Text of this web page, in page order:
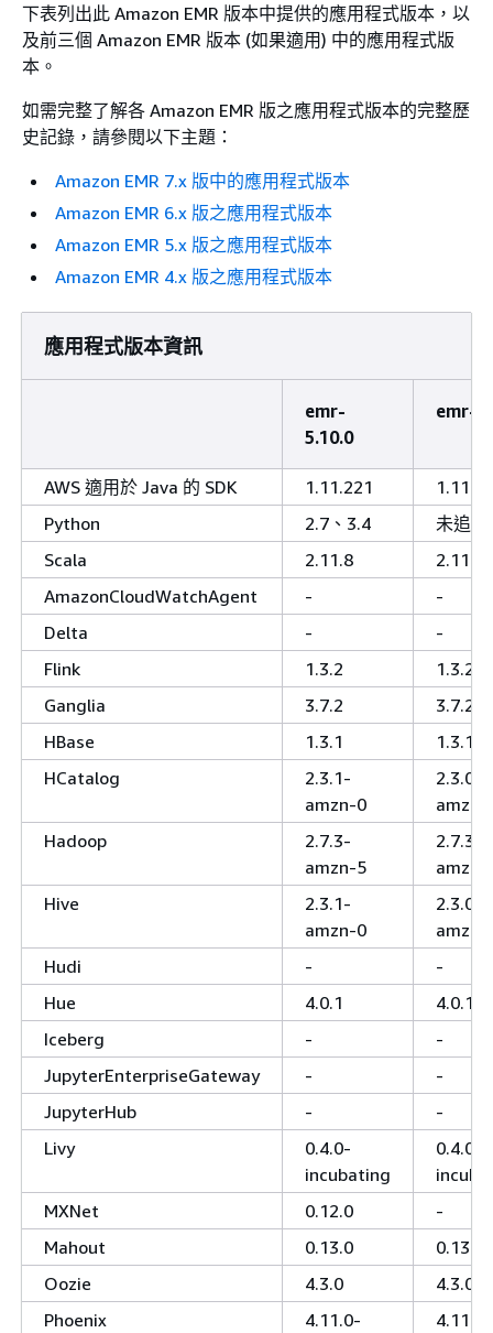
下表列出此 Amazon EMR 版本中提供的應用程式版本，以
及前三個 Amazon EMR 版本 (如果適用) 中的應用程式版
本。
如需完整了解各 Amazon EMR 版之應用程式版本的完整歷
史記錄，請參閱以下主題：
Amazon EMR 7.x 版中的應用程式版本
Amazon EMR 6.x 版之應用程式版本
Amazon EMR 5.x 版之應用程式版本
Amazon EMR 4.x 版之應用程式版本
應用程式版本資訊
emr-
5.10.0
emr-
AWS 適用於 Java 的 SDK 1.11.221
Python
2.7、3.4
未追蹤
Scala
2.11.8
2.11.8
AmazonCloudWatchAgent
-
-
Delta
-
-
Flink
1.3.2
1.3.2
Ganglia
3.7.2
3.7.2
HBase
1.3.1
1.3.1
HCatalog
2.3.1-
amzn-0
2.3.0-
amzn-
Hadoop
2.7.3-
amzn-5
2.7.3-
amzn-
Hive
2.3.1-
amzn-0
2.3.0-
amzn-
Hudi
-
-
Hue
4.0.1
4.0.1
Iceberg
-
-
JupyterEnterpriseGateway
-
-
JupyterHub
-
-
Livy
0.4.0-
incubating
0.4.0-
MXNet
0.12.0
-
Mahout
0.13.0
0.13.0
Oozie
4.3.0
4.3.0
Phoenix
4.11.0-
4.11.0-